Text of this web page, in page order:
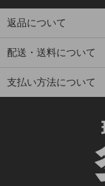
返品について
配送・送料について
支払い方法について